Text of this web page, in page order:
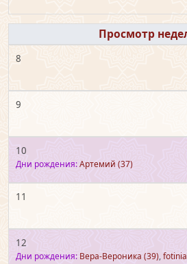
8
9
10
Дни рождения:Артемий (37)
11
12
Дни рождения: Вера-Вероника (39),fotinia